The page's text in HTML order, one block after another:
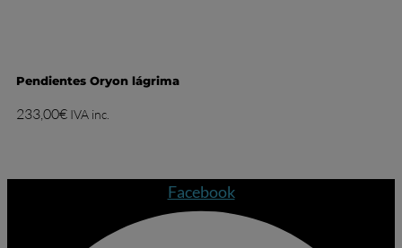
Pendientes Oryon lágrima
233,00€ IVA inc.
Facebook